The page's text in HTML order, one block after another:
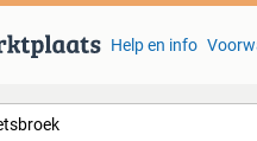
Help en info